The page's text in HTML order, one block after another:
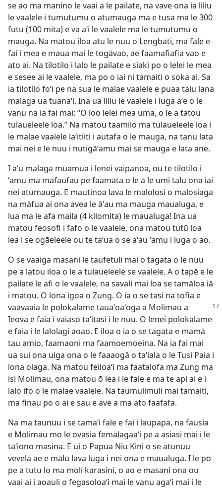
se ao ma manino le vaai a le pailate, na vave ona ia liliu
le vaalele i tumutumu o atumauga ma e tusa ma le 300
futu (100 mita) e va aʻi le vaalele ma le tumutumu o
mauga. Na matou iloa atu le nuu o Lengbati, ma fale e
fai i mea e maua mai le togāvao, ae faamafiafia vao e
ato ai. Na tilotilo i lalo le pailate e siaki po o lelei le mea
e sesee ai le vaalele, ma po o iai ni tamaiti o soka ai. Sa
ia tilotilo foʻi pe na sua le malae vaalele e puaa talu lana
malaga ua tuanaʻi. Ina ua liliu le vaalele i luga aʻe o le
vanu na ia fai mai: “O loo lelei mea uma, o le a tatou
tulaueleele loa.” Na matou taamilo ma tulaueleele loa i
le malae vaalele laʻitiiti i autafa o le mauga, na tanu lata
mai nei e le nuu i nutigāʻamu mai se mauga e lata ane.
I aʻu malaga muamua i lenei vaipanoa, ou te tilotilo i
ʻamu ma mafaufau pe faamata o le ā le umi talu ona iai
nei atumauga. E mautinoa lava le malolosi o malosiaga
na māfua ai ona avea le āʻau ma mauga maualuga, e
lua ma le afa maila (4 kilomita) le maualuga! Ina ua
matou feosofi i fafo o le vaalele, ona matou tutū loa
lea i se ogāeleele ou te taʻua o se aʻau ʻamu i luga o ao.
O se vaaiga masani le taufetuli mai o tagata o le nuu
pe a latou iloa o le a tulaueleele se vaalele. A o tapē e le
pailate le afi o le vaalele, na savali mai loa se tamāloa iā
i matou. O lona igoa o Zung. O ia o se tasi na tofia e
vaavaaia le polokalame tauaʻoaʻoga a Molimau a
Ieova e faia i vaiaso taʻitasi i le nuu. O lenei polokalame
e faia i le lalolagi aoao. E iloa o ia o se tagata e mamā
tau amio, faamaoni ma faamoemoeina. Na ia fai mai
ua sui ona uiga ona o le faaaogā o taʻiala o le Tusi Paia i
lona olaga. Na matou feiloaʻi ma faatalofa ma Zung ma
isi Molimau, ona matou ō lea i le fale e ma te api ai e i
lalo ifo o le malae vaalele. Na taumulimuli mai tamaiti,
ma finau po o ai e sau e ave a ma ato faafafa.
Na ma taunuu i se tamaʻi fale e fai i laupapa, na fausia
e Molimau mo le ovasia femalagaaʻi pe a asiasi mai i le
taʻiono masina. E ui o Papua Niu Kini o se atunuu
vevela ae e mālū lava luga i nei ona e maualuga. I le pō
pe a tutu lo ma molī karasini, o ao e masani ona ou
vaai ai i aoauli o fegasoloaʻi mai le vanu agaʻi mai i le